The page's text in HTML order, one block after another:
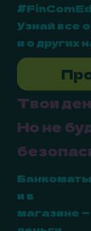
Узнай все
и о других
Твои
Но не
и в
магазине —